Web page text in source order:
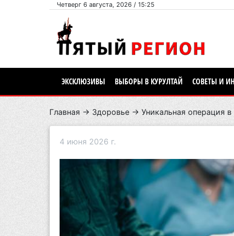
Четверг 6 августа, 2026 / 15:25
ЭКСКЛЮЗИВЫ ВЫБОРЫ В КУРУЛТАЙ СОВЕТЫ И
Главная → Здоровье → Уникальная операция
4 июня 2026 г.